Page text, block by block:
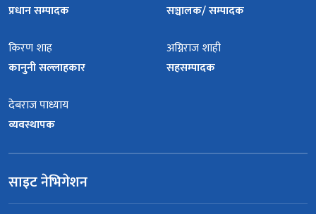
प्रधान सम्पादक
सञ्चालक/ सम्पादक
किरण शाह
कानुनी सल्लाहकार
अग्निराज शाही
सहसम्पादक
देबराज पाध्याय
व्यवस्थापक
साइट नेभिगेशन